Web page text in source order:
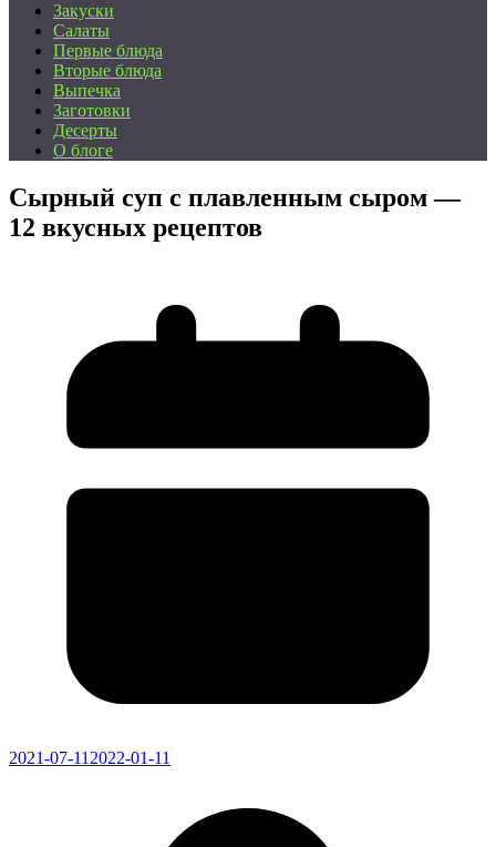
Закуски
Салаты
Первые блюда
Вторые блюда
Выпечка
Заготовки
Десерты
О блоге
Сырный суп с плавленным сыром —
12 вкусных рецептов
2021-07-11 2022-01-11